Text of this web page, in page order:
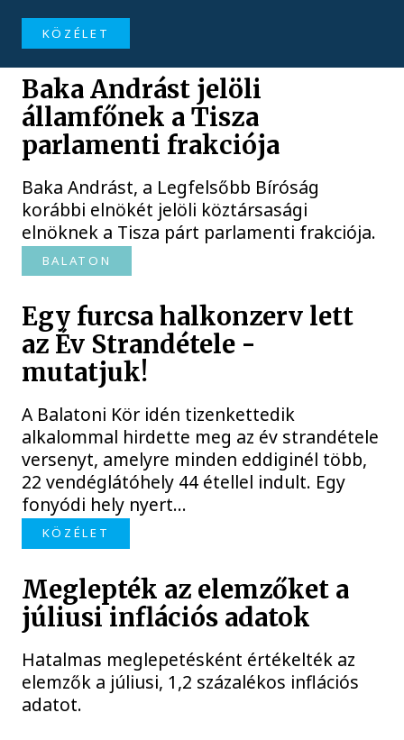
KÖZÉLET
Baka Andrást jelöli
államfőnek a Tisza
parlamenti frakciója
Baka Andrást, a Legfelsőbb Bíróság
korábbi elnökét jelöli köztársasági
elnöknek a Tisza párt parlamenti frakciója.
BALATON
Egy furcsa halkonzerv lett
az Év Strandétele -
mutatjuk!
A Balatoni Kör idén tizenkettedik
alkalommal hirdette meg az év strandétele
versenyt, amelyre minden eddiginél több,
22 vendéglátóhely 44 étellel indult. Egy
fonyódi hely nyert...
KÖZÉLET
Meglepték az elemzőket a
júliusi inflációs adatok
Hatalmas meglepetésként értékelték az
elemzők a júliusi, 1,2 százalékos inflációs
adatot.